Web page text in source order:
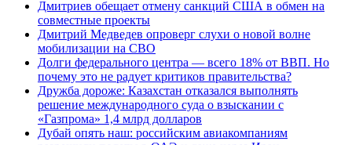
Дмитриев обещает отмену санкций США в обмен на
совместные проекты
Дмитрий Медведев опроверг слухи о новой волне
мобилизации на СВО
Долги федерального центра — всего 18% от ВВП. Но
почему это не радует критиков правительства?
Дружба дороже: Казахстан отказался выполнять
решение международного суда о взыскании с
«Газпрома» 1,4 млрд долларов
Дубай опять наш: российским авиакомпаниям